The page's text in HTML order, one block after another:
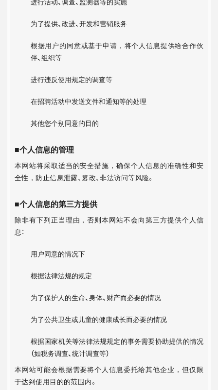
进行活动、调查、监测器等的实施
为了提供、改进、开发和营销服务
根据用户的同意或基于申请，将个人信息提供给合作伙
伴、组织等
进行违反使用规定的调查等
在招聘活动中发送文件和通知等的处理
其他您个别同意的目的
■个人信息的管理
本网站将采取适当的安全措施，确保个人信息的准确性和安
全性，防止信息泄露、篡改、非法访问等风险。
■个人信息的第三方提供
除非有下列正当理由，否则本网站不会向第三方提供个人信
息：
用户同意的情况下
根据法律法规的规定
为了保护人的生命、身体、财产而必要的情况
为了公共卫生或儿童的健康成长而必要的情况
根据国家机关等法律法规规定的事务需要协助提供的情况
（如税务调查、统计调查等）
本网站可能会根据需要将个人信息委托给其他企业，但仅限
于达到使用目的的范围内。